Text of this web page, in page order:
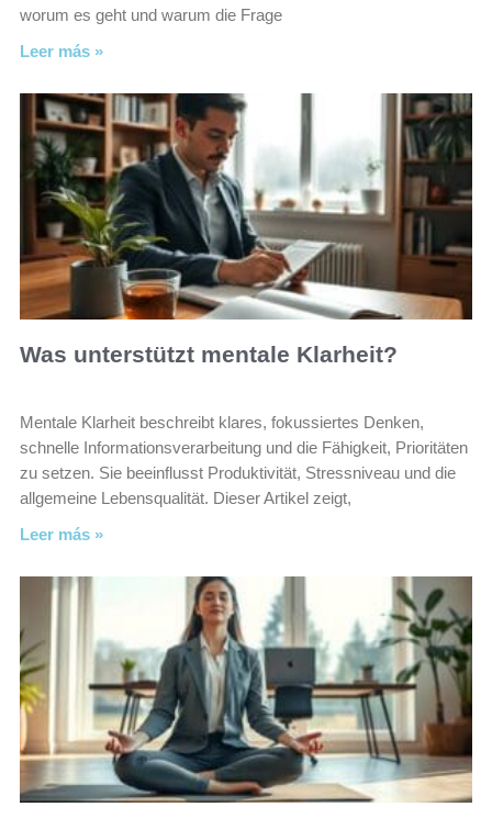
worum es geht und warum die Frage
Leer más »
Was unterstützt mentale Klarheit?
Mentale Klarheit beschreibt klares, fokussiertes Denken,
schnelle Informationsverarbeitung und die Fähigkeit, Prioritäten
zu setzen. Sie beeinflusst Produktivität, Stressniveau und die
allgemeine Lebensqualität. Dieser Artikel zeigt,
Leer más »